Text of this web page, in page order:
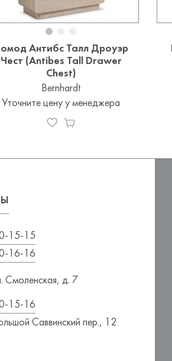
Антибс Талл Дроуэр
Чест (Antibes Tall Drawer
Chest)
Bernhardt
Уточните цену у менеджера
15-15
16-16
Смоленская, д. 7
15-16
Саввинский пер., 12